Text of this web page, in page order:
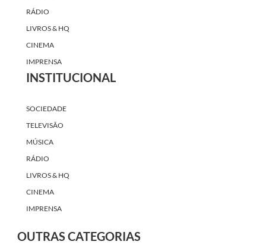
RÁDIO
LIVROS & HQ
CINEMA
IMPRENSA
INSTITUCIONAL
SOCIEDADE
TELEVISÃO
MÚSICA
RÁDIO
LIVROS & HQ
CINEMA
IMPRENSA
OUTRAS CATEGORIAS